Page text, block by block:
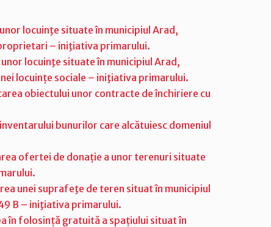
locuinţe situate în municipiul Arad,
– iniţiativa primarului.
locuinţe situate în municipiul Arad,
locuințe sociale – iniţiativa primarului.
obiectului unor contracte de închiriere cu
bunurilor care alcătuiesc domeniul
ofertei de donație a unor terenuri situate
unei suprafeţe de teren situat în municipiul
B – iniţiativa primarului.
în folosință gratuită a spațiului situat în